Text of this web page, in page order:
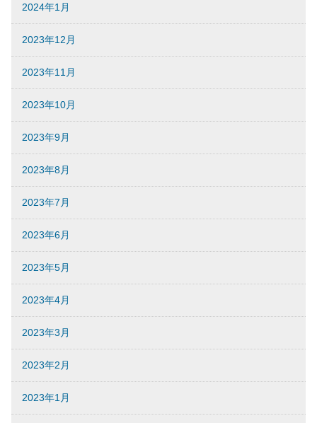
2024年1月
2023年12月
2023年11月
2023年10月
2023年9月
2023年8月
2023年7月
2023年6月
2023年5月
2023年4月
2023年3月
2023年2月
2023年1月